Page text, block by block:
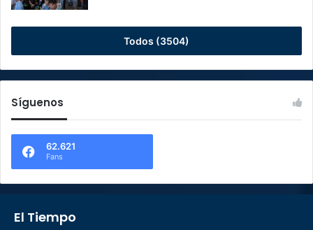
Todos (3504)
Síguenos
62.621
Fans
El Tiempo